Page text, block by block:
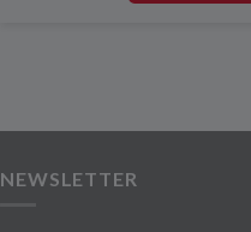
NEWSLETTER